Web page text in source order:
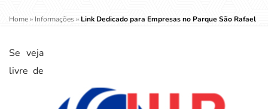
Home» Informações»Link Dedicado para Empresas no Parque São Rafael
Se veja
livre de